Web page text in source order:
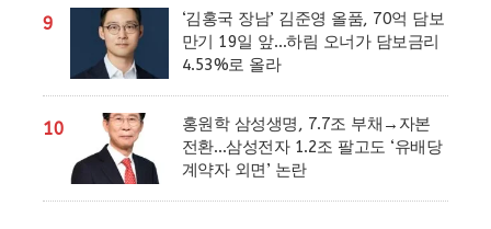
9
‘김홍국 장남’ 김준영 올품, 70억 담보
만기 19일 앞…하림 오너가 담보금리
4.53%로 올라
10
홍원학 삼성생명, 7.7조 부채→자본
전환…삼성전자 1.2조 팔고도 ‘유배당
계약자 외면’ 논란